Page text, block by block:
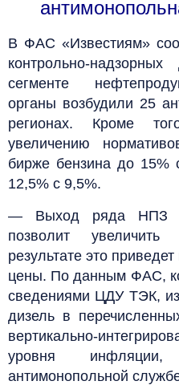
В ФАС «Известиям»
контрольно-
сегменте
органы возбудили 25
регионах. Кроме
увеличению
бирже бензина до
12,5% с 9,5%.
— Выход ряда НПЗ
позволит
результате это
цены. По данным ФАС,
сведениями ЦДУ ТЭК,
дизель в
вертикально-
уровня
антимонопольной